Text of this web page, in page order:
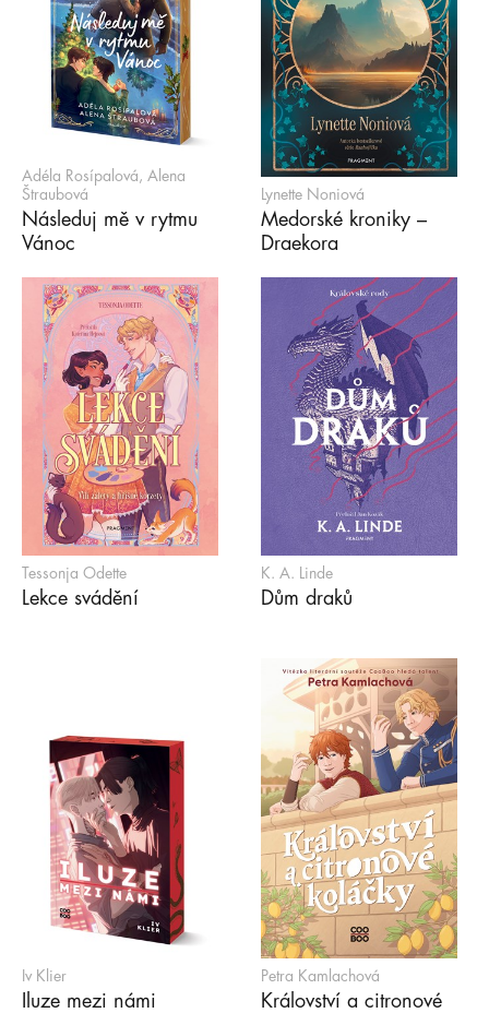
Adéla Rosípalová, Alena
Štraubová
Následuj mě v rytmu
Vánoc
Lynette Noniová
Medorské kroniky –
Draekora
Tessonja Odette
Lekce svádění
K. A. Linde
Dům draků
Iv Klier
Iluze mezi námi
Petra Kamlachová
Království a citronové